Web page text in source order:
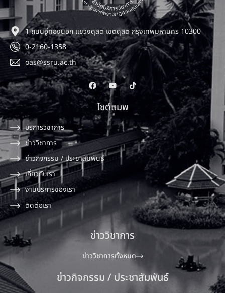
1 ถนนอู่ทองนอก แขวงดุสิต เขตดุสิต กรุงเทพมหานคร 10300
0-2160-1358
oas@ssru.ac.th
ไซต์แมพ
บริการวิชาการ
ข่าววิชาการ
ข่าวกิจกรรม / ประชาสัมพันธ์
เกี่ยวกับเรา
งานบริการของเรา
ติดต่อเรา
ข่าววิชาการ
ข่าววิชาการทั้งหมด
ข่าวกิจกรรม / ประชาสัมพันธ์